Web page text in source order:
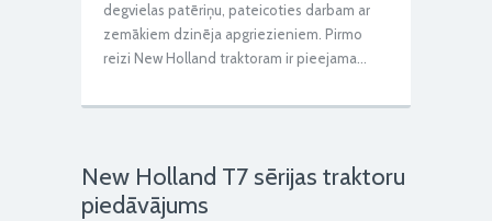
degvielas patēriņu, pateicoties darbam ar
zemākiem dzinēja apgriezieniem. Pirmo
reizi New Holland traktoram ir pieejama…
New Holland T7 sērijas traktoru
piedāvājums